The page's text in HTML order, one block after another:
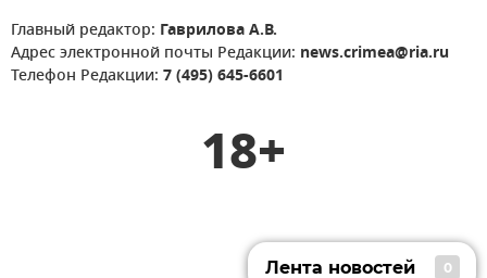
Главный редактор: Гаврилова А.В.
Адрес электронной почты Редакции: news.crimea@ria.ru
Телефон Редакции: 7 (495) 645-6601
18+
Лента новостей 0